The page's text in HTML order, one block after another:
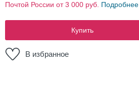
Почтой России от 3 000 руб. Подробнее
Купить
В избранное